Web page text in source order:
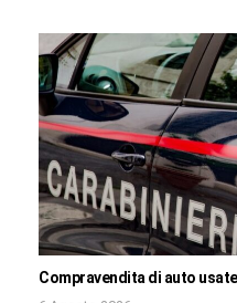
Compravendita di auto